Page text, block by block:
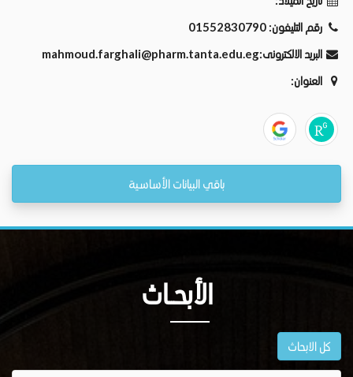
رقم التليفون: 01552830790
البريد الالكترونى:mahmoud.farghali@pharm.tanta.edu.eg
العنوان:
باقي البيانات الأساسية
الأبحــاث
كل الابحاث